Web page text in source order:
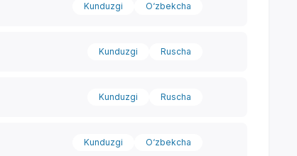
Kunduzgi O‘zbekcha
Kunduzgi Ruscha
Kunduzgi Ruscha
Kunduzgi O‘zbekcha